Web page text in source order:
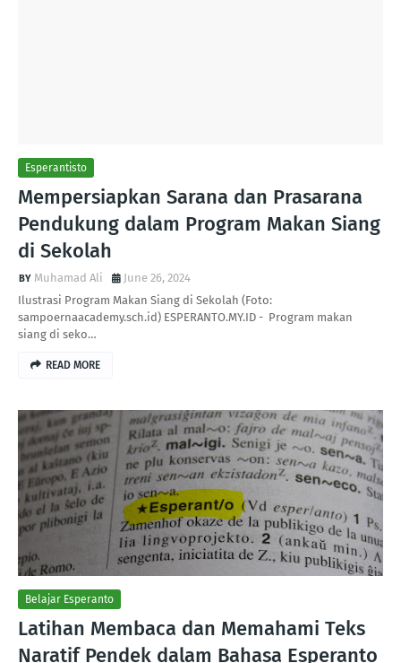
Esperantisto
Mempersiapkan Sarana dan Prasarana
Pendukung dalam Program Makan Siang
di Sekolah
Muhamad Ali
June 26, 2024
Ilustrasi Program Makan Siang di Sekolah (Foto:
sampoernaacademy.sch.id) ESPERANTO.MY.ID - Program makan
siang di seko…
READ MORE
Belajar Esperanto
Latihan Membaca dan Memahami Teks
Naratif Pendek dalam Bahasa Esperanto